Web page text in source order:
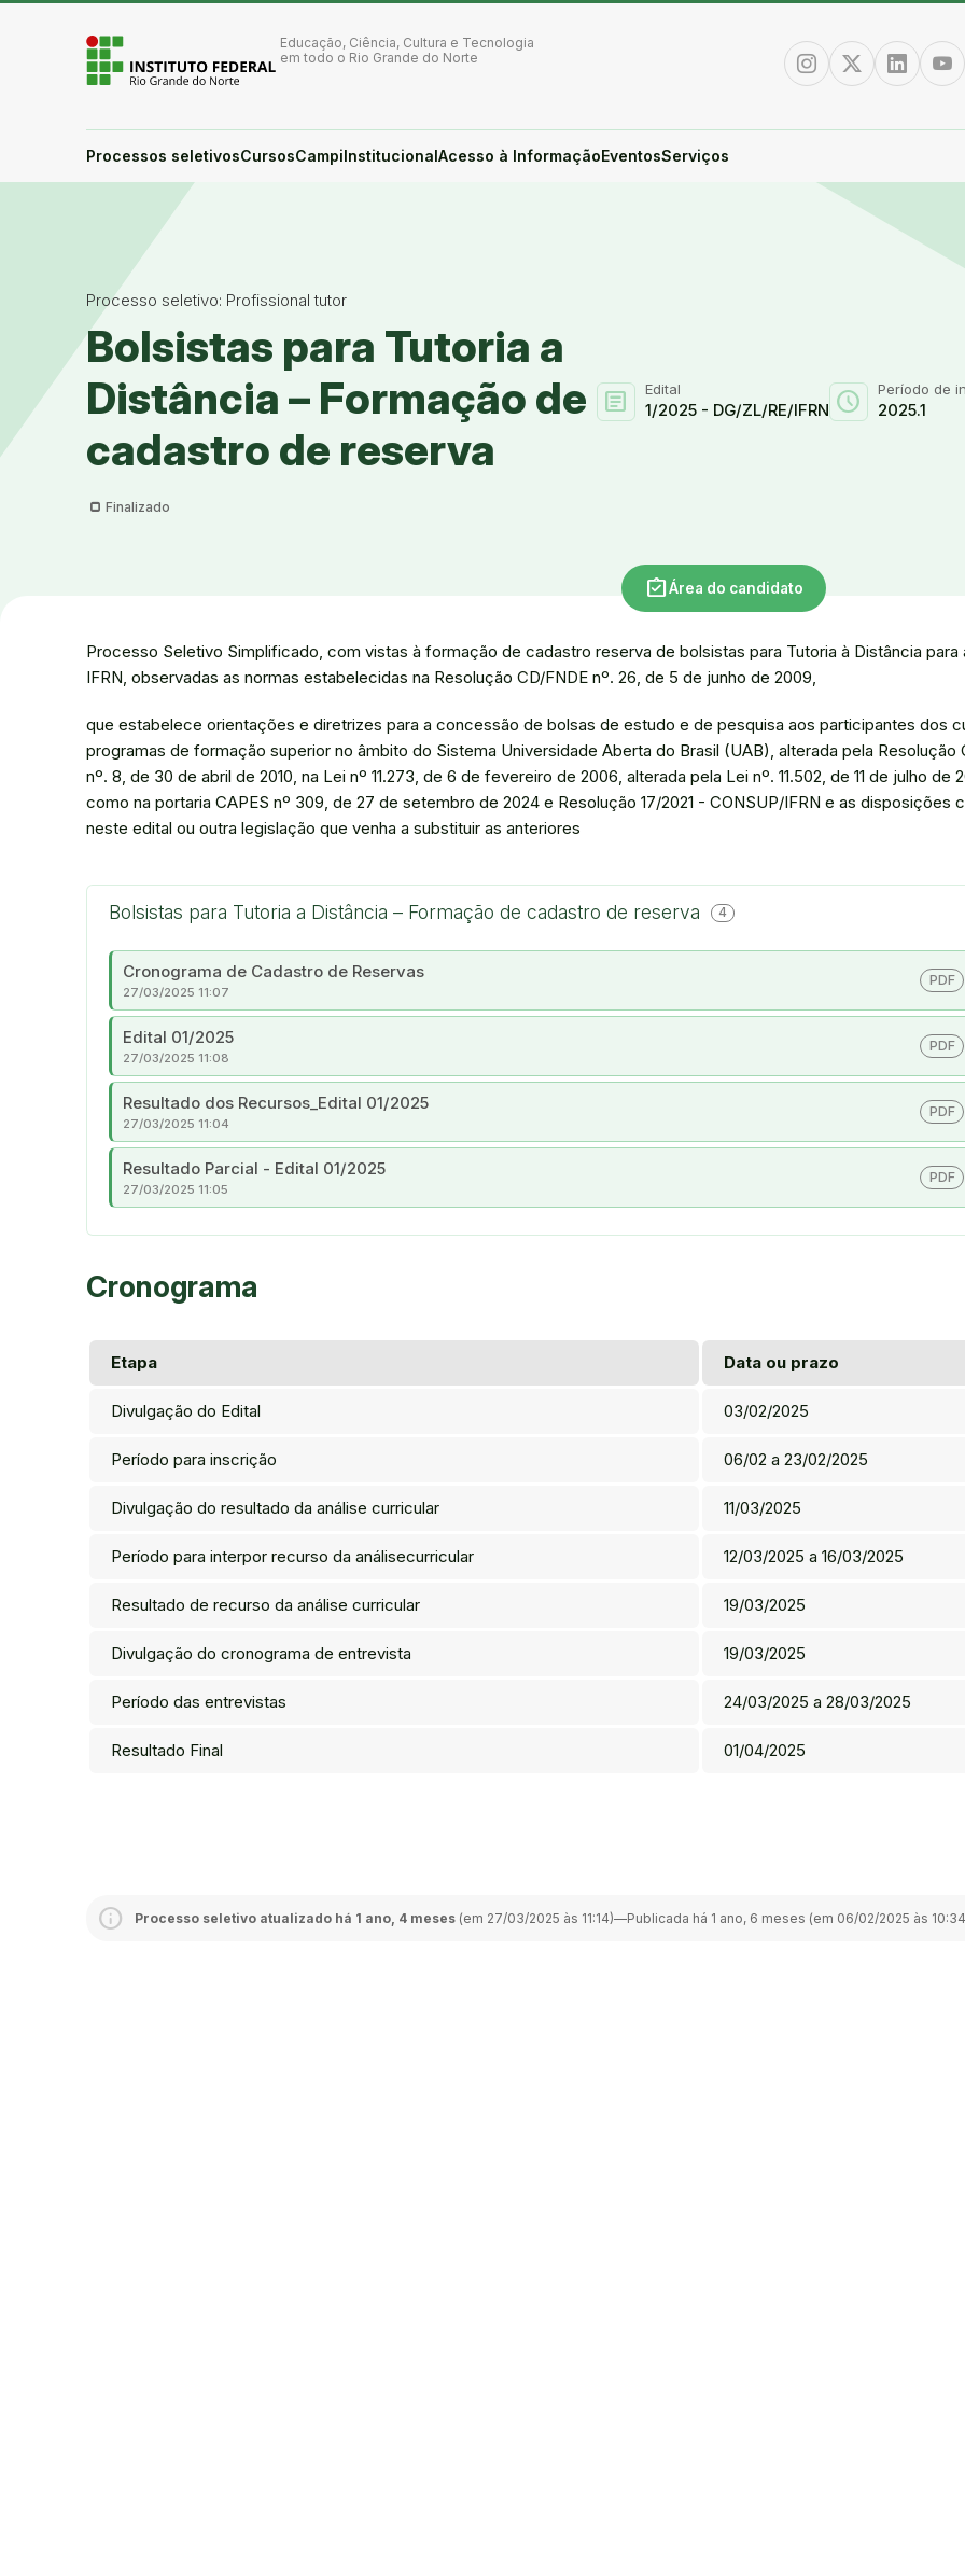
Ir para a página inicial
Ir para a busca
Ir para o menu principal
Ir para o conteúdo
Alto contraste
Login da Área Administrativa
Educação, Ciência, Cultura e Tecnologia
em todo o Rio Grande do Norte
InstagramTwitter/XLinkedin
Processos seletivosCursosCampiInstitucionalAcesso à InformaçãoEventosServiços
Processo seletivo: Profissional tutor
Bolsistas para Tutoria a
Distância – Formação de
cadastro de reserva
Finalizado
article Edital
1/2025 - DG/ZL/RE/IFRN schedule Período de
2025.1
assignment_turned_inÁrea do candidato
Processo Seletivo Simplificado, com vistas à formação de cadastro reserva de bolsistas para Tutoria à Distância para
IFRN, observadas as normas estabelecidas na Resolução CD/FNDE nº. 26, de 5 de junho de 2009,
que estabelece orientações e diretrizes para a concessão de bolsas de estudo e de pesquisa aos participantes dos
programas de formação superior no âmbito do Sistema Universidade Aberta do Brasil (UAB), alterada pela Resolução
nº. 8, de 30 de abril de 2010, na Lei nº 11.273, de 6 de fevereiro de 2006, alterada pela Lei nº. 11.502, de 11 de julho de
como na portaria CAPES nº 309, de 27 de setembro de 2024 e Resolução 17/2021 - CONSUP/IFRN e as disposições
neste edital ou outra legislação que venha a substituir as anteriores
Bolsistas para Tutoria a Distância – Formação de cadastro de reserva 4
Cronograma de Cadastro de Reservas PDF
27/03/2025 11:07
Edital 01/2025 PDF
27/03/2025 11:08
Resultado dos Recursos_Edital 01/2025 PDF
27/03/2025 11:04
Resultado Parcial - Edital 01/2025 PDF
27/03/2025 11:05
Cronograma
Etapa Data ou prazo
Divulgação do Edital 03/02/2025
Período para inscrição 06/02 a 23/02/2025
Divulgação do resultado da análise curricular 11/03/2025
Período para interpor recurso da análisecurricular 12/03/2025 a 16/03/2025
Resultado de recurso da análise curricular 19/03/2025
Divulgação do cronograma de entrevista 19/03/2025
Período das entrevistas 24/03/2025 a 28/03/2025
Resultado Final 01/04/2025
Processo seletivo atualizado há 1 ano, 4 meses (em 27/03/2025 às 11:14)—Publicada há 1 ano, 6 meses (em 06/02/2025 às